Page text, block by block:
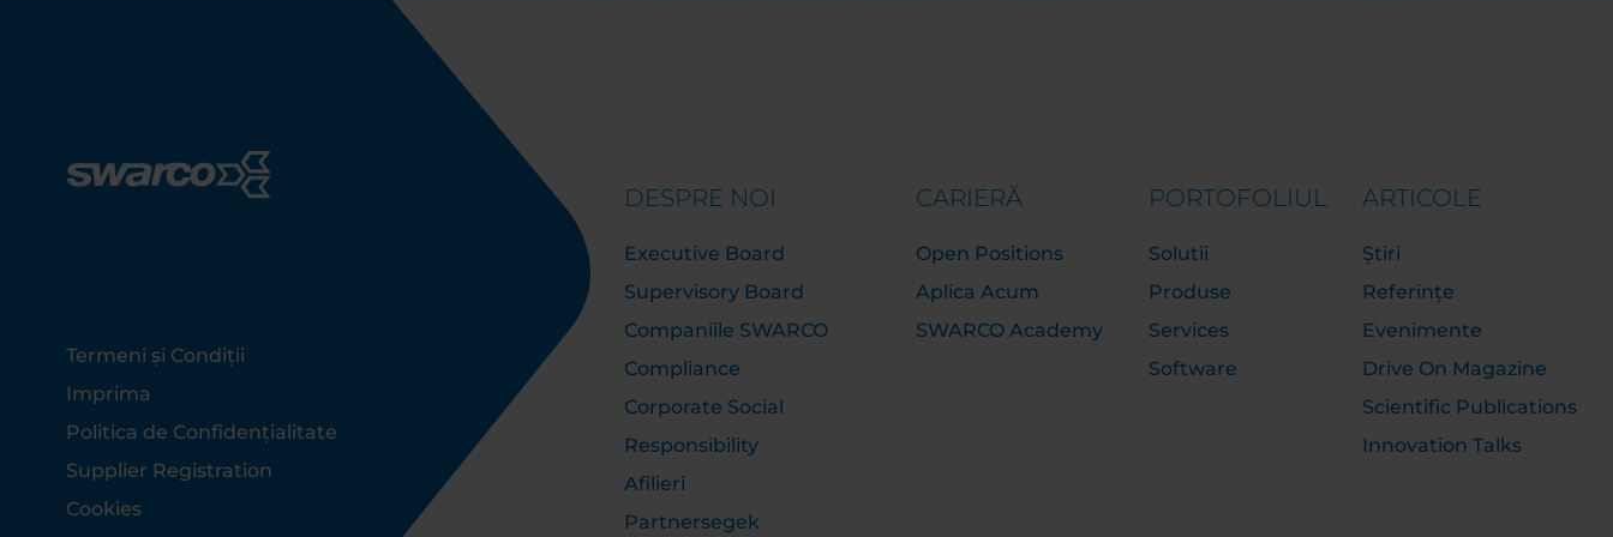
Footer
Termeni și Condiții
Imprima
Politica de Confidențialitate
Supplier Registration
Cookies
DESPRE NOI
Executive Board
Supervisory Board
Companiile SWARCO
Compliance
Corporate Social
Responsibility
Afilieri
Partnersegek
CARIERĂ
Open Positions
Aplica Acum
SWARCO Academy
PORTOFOLIUL
Solutii
Produse
Services
Software
ARTICOLE
Știri
Referințe
Evenimente
Drive On Magazine
Scientific Publications
Innovation Talks